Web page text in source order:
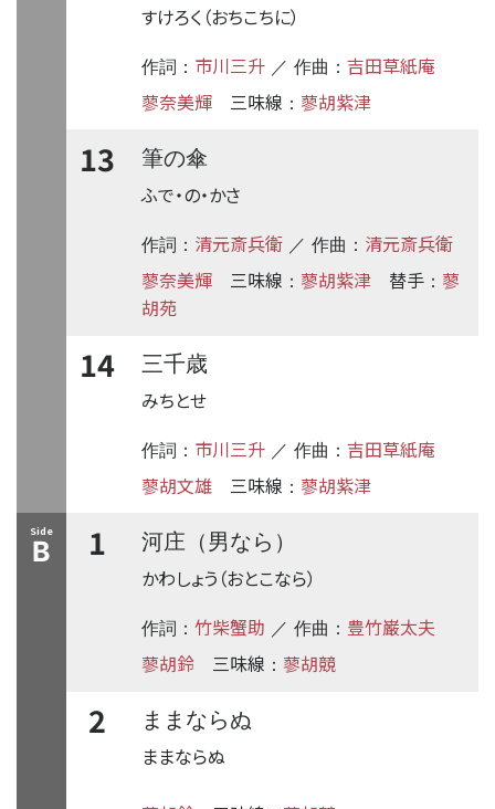
すけろく（おちこちに）
作詞： 市川三升 ／ 作曲： 吉田草紙庵
蓼奈美輝
三味線 ： 蓼胡紫津
13
筆の傘
ふで・の・かさ
作詞： 清元斎兵衛 ／ 作曲： 清元斎兵衛
蓼奈美輝
三味線 ： 蓼胡紫津 替手 ： 蓼
胡苑
14
三千歳
みちとせ
作詞： 市川三升 ／ 作曲： 吉田草紙庵
蓼胡文雄
三味線 ： 蓼胡紫津
Side
B 1
河庄（男なら）
かわしょう（おとこなら）
作詞： 竹柴蟹助 ／ 作曲： 豊竹巌太夫
蓼胡鈴
三味線 ： 蓼胡競
2
ままならぬ
ままならぬ